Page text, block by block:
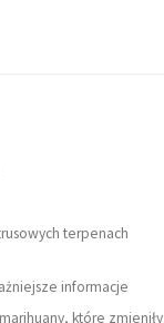
terpenach
informacje
które zmieniły